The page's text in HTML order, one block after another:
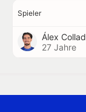
Spieler
27 Jahre